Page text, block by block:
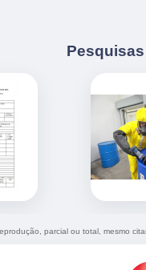
parcial ou total, mesmo